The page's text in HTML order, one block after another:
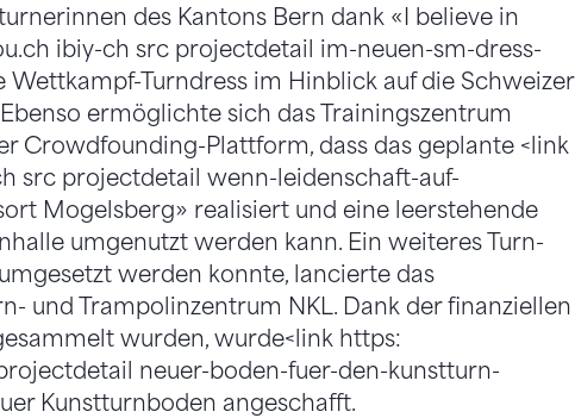
des Kantons Bern dank «I believe in
ibiy-ch src projectdetail im-neuen-sm-dress-
Wettkampf-Turndress im Hinblick auf die Schweizer
ermöglichte sich das Trainingszentrum
Crowdfounding-Plattform, dass das geplante <link
src projectdetail wenn-leidenschaft-auf-
Mogelsberg» realisiert und eine leerstehende
umgenutzt werden kann. Ein weiteres Turn-
werden konnte, lancierte das
und Trampolinzentrum NKL. Dank der finanziellen
wurden, wurde<link https:
neuer-boden-fuer-den-kunstturn-
Kunstturnboden angeschafft.